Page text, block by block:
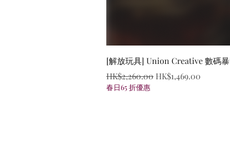
[解放玩具] Union Creative 數碼
一般價格
HK$2,260.00 促銷價格
HK$1,469.00
春日65 折優惠